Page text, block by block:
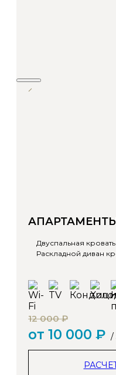
Двуспальная
Раскладной диван
12 000 ₽
от 10 000 ₽ /